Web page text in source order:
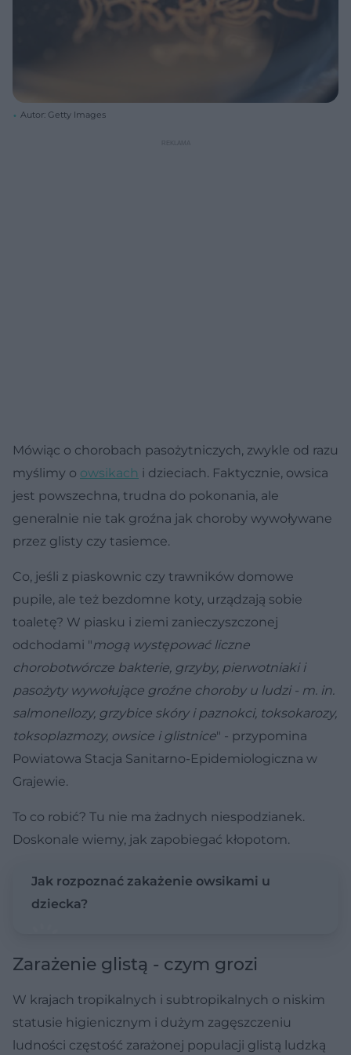
Autor: Getty Images
Mówiąc o chorobach pasożytniczych, zwykle od razu
myślimy o owsikach i dzieciach. Faktycznie, owsica
jest powszechna, trudna do pokonania, ale
generalnie nie tak groźna jak choroby wywoływane
przez glisty czy tasiemce.
Co, jeśli z piaskownic czy trawników domowe
pupile, ale też bezdomne koty, urządzają sobie
toaletę? W piasku i ziemi zanieczyszczonej
odchodami "mogą występować liczne
chorobotwórcze bakterie, grzyby, pierwotniaki i
pasożyty wywołujące groźne choroby u ludzi - m. in.
salmonellozy, grzybice skóry i paznokci, toksokarozy,
toksoplazmozy, owsice i glistnice" - przypomina
Powiatowa Stacja Sanitarno-Epidemiologiczna w
Grajewie.
To co robić? Tu nie ma żadnych niespodzianek.
Doskonale wiemy, jak zapobiegać kłopotom.
Jak rozpoznać zakażenie owsikami u
dziecka?
Zarażenie glistą - czym grozi
W krajach tropikalnych i subtropikalnych o niskim
statusie higienicznym i dużym zagęszczeniu
ludności częstość zarażonej populacji glistą ludzką